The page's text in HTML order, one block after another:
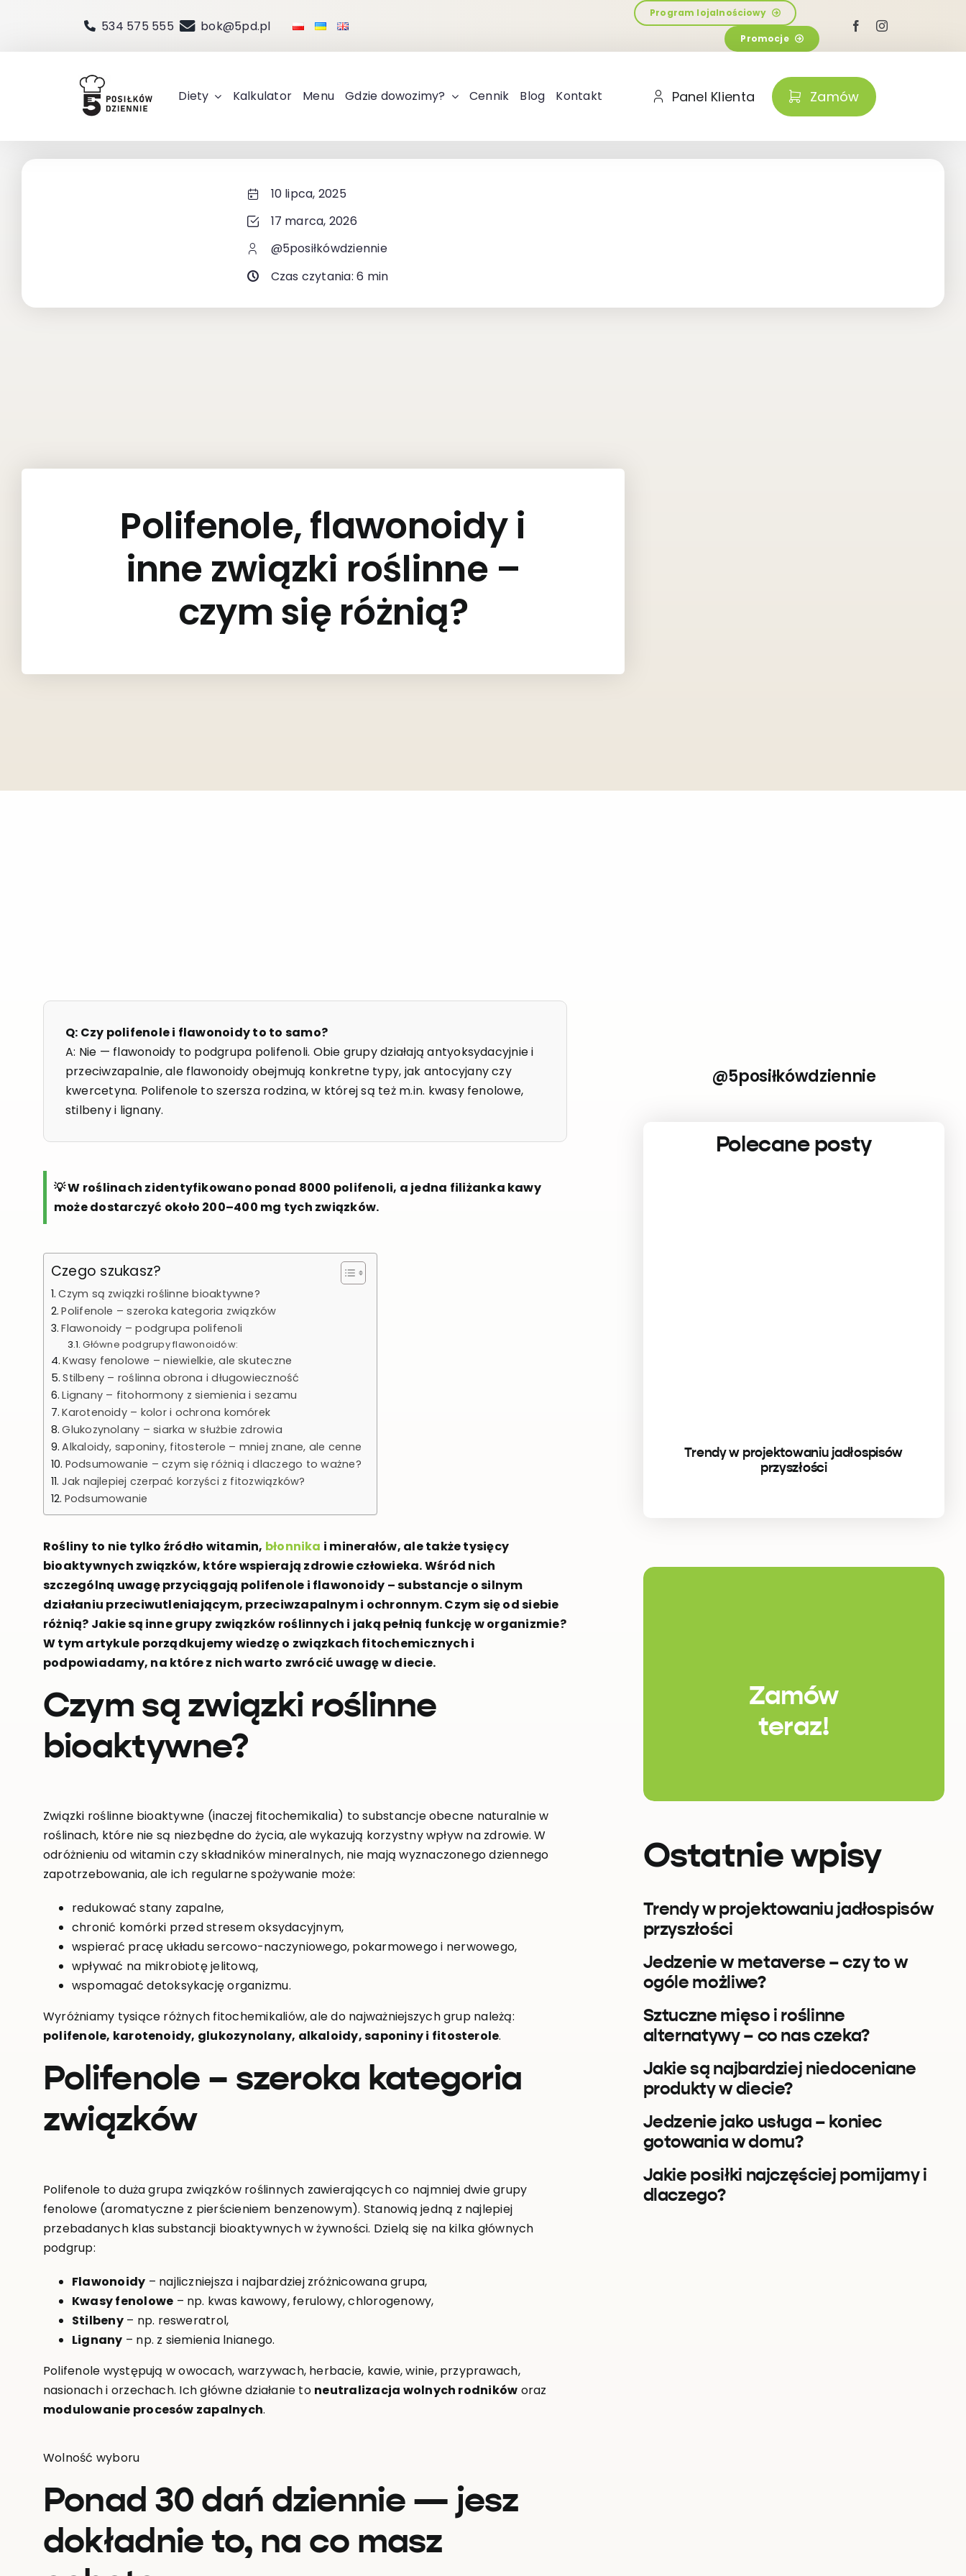
zawartości
534 575 555 bok@5pd.pl
Program lojalnościowy
Promocje
Diety Kalkulator Menu Gdzie dowozimy? Cennik Blog Kontakt Panel Klienta Zamów
10 lipca, 2025
17 marca, 2026
@5posiłkówdziennie
Czas czytania: 6 min
Polifenole, flawonoidy i
inne związki roślinne –
czym się różnią?
@5posiłkówdziennie
Polecane posty
Trendy w projektowaniu jadłospisów
przyszłości
Q: Czy polifenole i flawonoidy to to samo?
A: Nie — flawonoidy to podgrupa polifenoli. Obie grupy działają antyoksydacyjnie i
przeciwzapalnie, ale flawonoidy obejmują konkretne typy, jak antocyjany czy
kwercetyna. Polifenole to szersza rodzina, w której są też m.in. kwasy fenolowe,
stilbeny i lignany.
💡 W roślinach zidentyfikowano ponad 8000 polifenoli, a jedna filiżanka kawy
może dostarczyć około 200–400 mg tych związków.
Czego szukasz?
Czym są związki roślinne bioaktywne?
Polifenole – szeroka kategoria związków
Flawonoidy – podgrupa polifenoli
Główne podgrupy flawonoidów:
Kwasy fenolowe – niewielkie, ale skuteczne
Stilbeny – roślinna obrona i długowieczność
Lignany – fitohormony z siemienia i sezamu
Karotenoidy – kolor i ochrona komórek
Glukozynolany – siarka w służbie zdrowia
Alkaloidy, saponiny, fitosterole – mniej znane, ale cenne
Podsumowanie – czym się różnią i dlaczego to ważne?
Jak najlepiej czerpać korzyści z fitozwiązków?
Podsumowanie
Rośliny to nie tylko źródło witamin, błonnika i minerałów, ale także tysięcy
bioaktywnych związków, które wspierają zdrowie człowieka. Wśród nich
szczególną uwagę przyciągają polifenole i flawonoidy – substancje o silnym
działaniu przeciwutleniającym, przeciwzapalnym i ochronnym. Czym się od siebie
różnią? Jakie są inne grupy związków roślinnych i jaką pełnią funkcję w organizmie?
W tym artykule porządkujemy wiedzę o związkach fitochemicznych i
podpowiadamy, na które z nich warto zwrócić uwagę w diecie.
Czym są związki roślinne
bioaktywne?
Związki roślinne bioaktywne (inaczej fitochemikalia) to substancje obecne naturalnie w
roślinach, które nie są niezbędne do życia, ale wykazują korzystny wpływ na zdrowie. W
odróżnieniu od witamin czy składników mineralnych, nie mają wyznaczonego dziennego
zapotrzebowania, ale ich regularne spożywanie może:
redukować stany zapalne,
chronić komórki przed stresem oksydacyjnym,
wspierać pracę układu sercowo-naczyniowego, pokarmowego i nerwowego,
wpływać na mikrobiotę jelitową,
wspomagać detoksykację organizmu.
Wyróżniamy tysiące różnych fitochemikaliów, ale do najważniejszych grup należą:
polifenole, karotenoidy, glukozynolany, alkaloidy, saponiny i fitosterole.
Polifenole – szeroka kategoria
związków
Polifenole to duża grupa związków roślinnych zawierających co najmniej dwie grupy
fenolowe (aromatyczne z pierścieniem benzenowym). Stanowią jedną z najlepiej
przebadanych klas substancji bioaktywnych w żywności. Dzielą się na kilka głównych
podgrup:
Flawonoidy – najliczniejsza i najbardziej zróżnicowana grupa,
Kwasy fenolowe – np. kwas kawowy, ferulowy, chlorogenowy,
Stilbeny– np. resweratrol,
Lignany – np. z siemienia lnianego.
Polifenole występują w owocach, warzywach, herbacie, kawie, winie, przyprawach,
nasionach i orzechach. Ich główne działanie to neutralizacja wolnych rodników oraz
modulowanie procesów zapalnych.
Wolność wyboru
Ponad 30 dań dziennie — jesz
dokładnie to, na co masz
Zamów
teraz!
Ostatnie wpisy
Trendy w projektowaniu jadłospisów
przyszłości
Jedzenie w metaverse – czy to w
ogóle możliwe?
Sztuczne mięso i roślinne
alternatywy – co nas czeka?
Jakie są najbardziej niedoceniane
produkty w diecie?
Jedzenie jako usługa – koniec
gotowania w domu?
Jakie posiłki najczęściej pomijamy i
dlaczego?